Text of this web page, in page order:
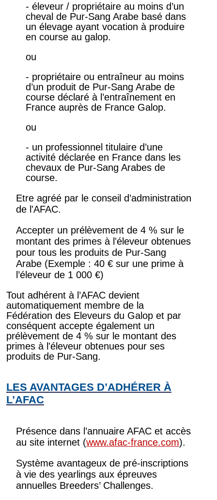
- éleveur / propriétaire au moins d’un
cheval de Pur-Sang Arabe basé dans
un élevage ayant vocation à produire
en course au galop.
ou
- propriétaire ou entraîneur au moins
d’un produit de Pur-Sang Arabe de
course déclaré à l’entraînement en
France auprès de France Galop.
ou
- un professionnel titulaire d’une
activité déclarée en France dans les
chevaux de Pur-Sang Arabes de
course.
Etre agréé par le conseil d’administration
de l'AFAC.
Accepter un prélèvement de 4 % sur le
montant des primes à l'éleveur obtenues
pour tous les produits de Pur-Sang
Arabe (Exemple : 40 € sur une prime à
l’éleveur de 1 000 €)
Tout adhérent à l’AFAC devient
automatiquement membre de la
Fédération des Eleveurs du Galop et par
conséquent accepte également un
prélèvement de 4 % sur le montant des
primes à l'éleveur obtenues pour ses
produits de Pur-Sang.
LES AVANTAGES D’ADHÉRER À
L’AFAC
Présence dans l’annuaire AFAC et accès
au site internet (www.afac-france.com).
Système avantageux de pré-inscriptions
à vie des yearlings aux épreuves
annuelles Breeders’ Challenges.